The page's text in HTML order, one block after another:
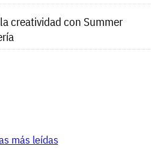
creatividad con Summer
más leídas